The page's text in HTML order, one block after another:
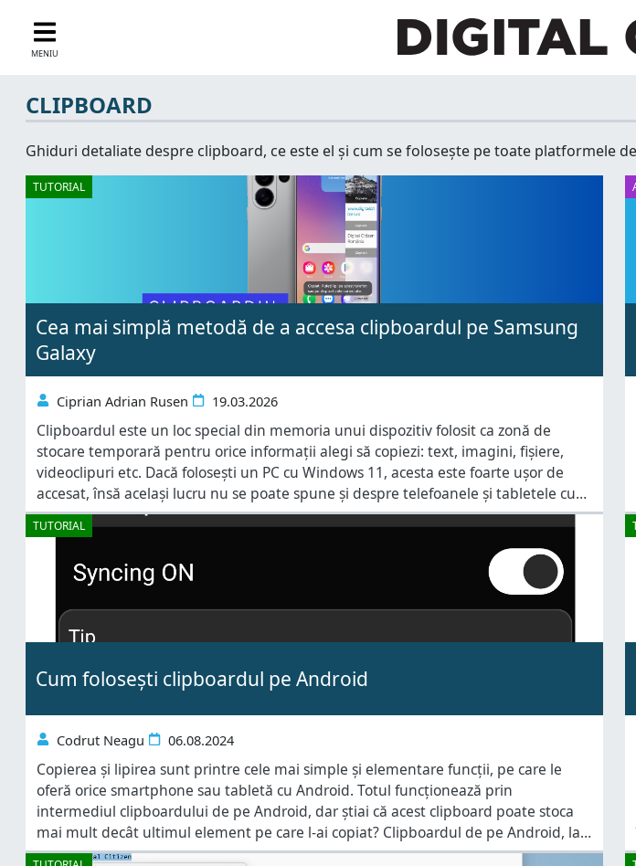
MENIU
CLIPBOARD
Ghiduri detaliate despre clipboard, ce este el și cum se folosește pe toate platformele
TUTORIAL
Cea mai simplă metodă de a accesa clipboardul pe Samsung
Galaxy
Ciprian Adrian Rusen 19.03.2026
Clipboardul este un loc special din memoria unui dispozitiv folosit ca zonă de
stocare temporară pentru orice informații alegi să copiezi: text, imagini, fișiere,
videoclipuri etc. Dacă folosești un PC cu Windows 11, acesta este foarte ușor de
accesat, însă același lucru nu se poate spune și despre telefoanele și tabletele cu
Android și cu atât mai puțin despre iPhone-uri. Din fericire, Samsung oferă
TUTORIAL
Cum folosești clipboardul pe Android
Codrut Neagu 06.08.2024
Copierea și lipirea sunt printre cele mai simple și elementare funcții, pe care le
oferă orice smartphone sau tabletă cu Android. Totul funcționează prin
intermediul clipboardului de pe Android, dar știai că acest clipboard poate stoca
mai mult decât ultimul element pe care l-ai copiat? Clipboardul de pe Android, la
fel ca cel din Windows, este capabil să stocheze mai multe elemente, ceea ce-ți